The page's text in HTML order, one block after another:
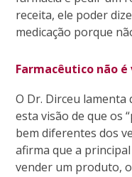
receita, ele poder
medicação porque
Farmacêutico não
O Dr. Dirceu
esta visão de que os
bem diferentes dos
afirma que a
vender um produto,